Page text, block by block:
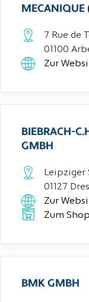
MECANIQUE
7 Rue de
01100
Zur
BIEBRACH-
GMBH
Leipziger
01127
Zur
Zum Shop
BMK GMBH